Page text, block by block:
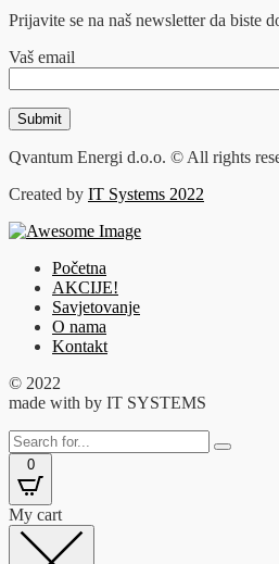
Prijavite se na naš newsletter da biste
Vaš email
Qvantum Energi d.o.o. © All rights
Created by IT Systems 2022
Početna
AKCIJE!
Savjetovanje
O nama
Kontakt
© 2022
made with by IT SYSTEMS
0
My cart